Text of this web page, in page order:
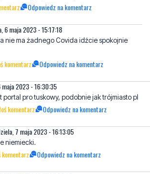
nie ma żadnego Covida idźcie spokojnie
komentarz Odpowiedz na komentarz
2023 - 16:30:35
portal pro tuskowy, podobnie jak trójmiasto pl
7 maja 2023 - 16:13:05
niemiecki.
6 maja 2023 - 13:54:37
PiS . Zaraz zacznie się wycie ,że państwo